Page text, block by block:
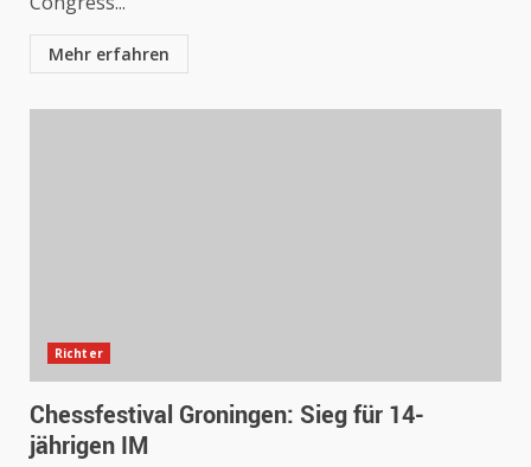
Mehr erfahren
Richter
Chessfestival Groningen: Sieg für 14-
jährigen IM